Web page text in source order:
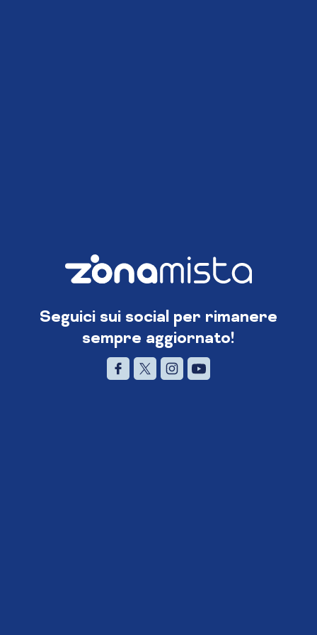
Seguici sui social per rimanere
sempre aggiornato!